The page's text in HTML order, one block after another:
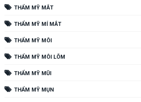
THẨM MỸ MẮT
THẨM MỸ MÍ MẮT
THẨM MỸ MÔI
THẨM MỸ MÔI LÕM
THẨM MỸ MŨI
THẨM MỸ MỤN